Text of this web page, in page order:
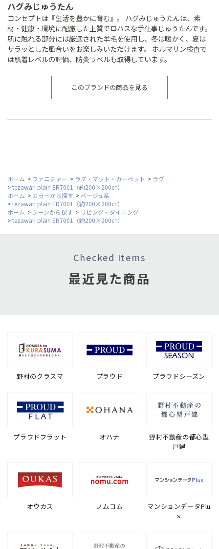
ハグみじゅうたん
コンセプトは『生活を豊かに育む』。 ハグみじゅうたんは、素
材・健康・環境に配慮した上質でロハスな手仕事じゅうたんです。
肌に触れる部分には厳選された羊毛を使用し、冬は暖かく、夏は
サラッとした風合いをお楽しみいただけます。 ホルマリン検査で
は肌着レベルの評価、防炎ラベルも取得しています。
このブランドの商品を見る
ホーム > ファニチャー > ラグ・マット・カーペット > ラグ
>tezawari plain ER7001（約200×200㎝）
ホーム > カラーから探す > ベージュ系
>tezawari plain ER7001（約200×200㎝）
ホーム > シーンから探す > リビング・ダイニング
>tezawari plain ER7001（約200×200㎝）
Checked Items
最近見た商品
野村のクラスマ プラウド プラウドシーズン
プラウドフラット オハナ
野村不動産の都心型
戸建
オウカス ノムコム
マンションデータPlu
s